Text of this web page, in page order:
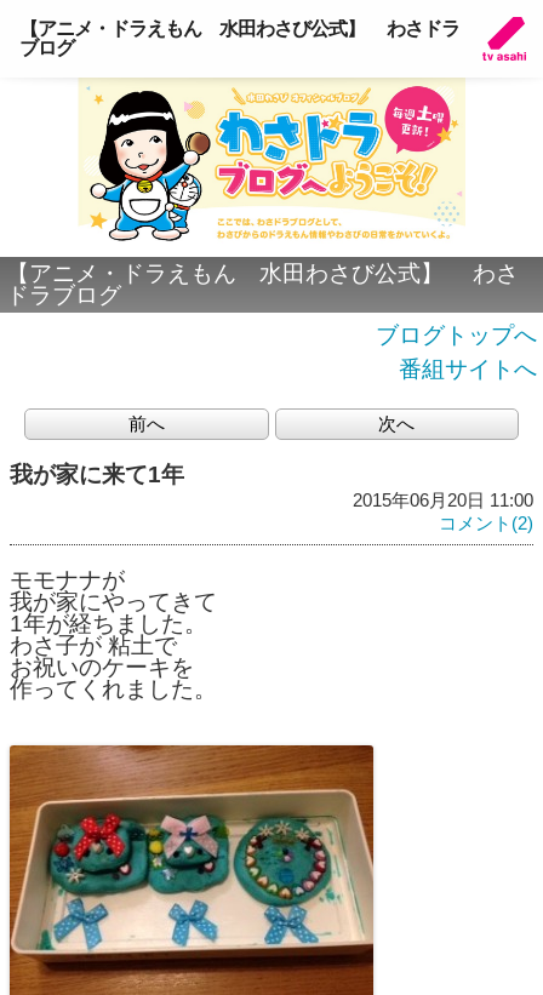
【アニメ・ドラえもん 水田わさび公式】 わさドラ
ブログ
【アニメ・ドラえもん 水田わさび公式】 わさ
ドラブログ
ブログトップへ
番組サイトへ
前へ 次へ
我が家に来て1年
2015年06月20日 11:00
コメント(2)
モモナナが
我が家にやってきて
1年が経ちました。
わさ子が 粘土で
お祝いのケーキを
作ってくれました。